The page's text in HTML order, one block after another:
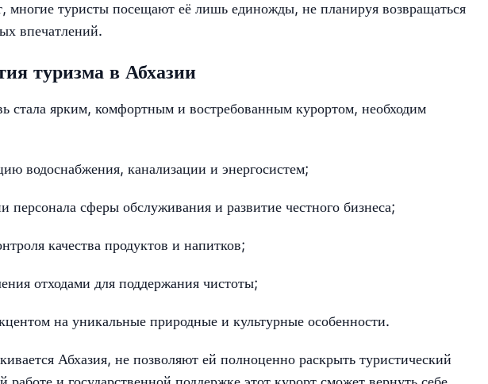
многие туристы посещают её лишь единожды, не планируя возвращаться
впечатлений.
туризма в Абхазии
стала ярким, комфортным и востребованным курортом, необходим
водоснабжения, канализации и энергосистем;
сферы обслуживания и развитие честного бизнеса;
качества продуктов и напитков;
отходами для поддержания чистоты;
на уникальные природные и культурные особенности.
Абхазия, не позволяют ей полноценно раскрыть туристический